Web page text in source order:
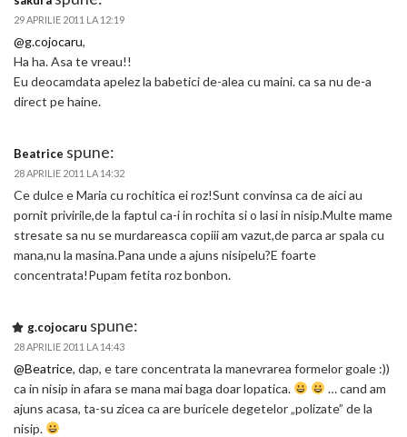
29 APRILIE 2011 LA 12:19
@g.cojocaru,
Ha ha. Asa te vreau!!
Eu deocamdata apelez la babetici de-alea cu maini. ca sa nu de-a
direct pe haine.
Beatrice spune:
28 APRILIE 2011 LA 14:32
Ce dulce e Maria cu rochitica ei roz!Sunt convinsa ca de aici au
pornit privirile,de la faptul ca-i in rochita si o lasi in nisip.Multe mame
stresate sa nu se murdareasca copiii am vazut,de parca ar spala cu
mana,nu la masina.Pana unde a ajuns nisipelu?E foarte
concentrata!Pupam fetita roz bonbon.
g.cojocaru spune:
28 APRILIE 2011 LA 14:43
@Beatrice, dap, e tare concentrata la manevrarea formelor goale :))
ca in nisip in afara se mana mai baga doar lopatica.
… cand am
ajuns acasa, ta-su zicea ca are buricele degetelor „polizate” de la
nisip.